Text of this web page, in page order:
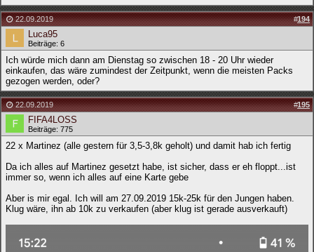
22.09.2019 #194
Luca95
Beiträge: 6
Ich würde mich dann am Dienstag so zwischen 18 - 20 Uhr wieder
einkaufen, das wäre zumindest der Zeitpunkt, wenn die meisten Packs
gezogen werden, oder?
22.09.2019 #195
FIFA4LOSS
Beiträge: 775
22 x Martinez (alle gestern für 3,5-3,8k geholt) und damit hab ich fertig
Da ich alles auf Martinez gesetzt habe, ist sicher, dass er eh floppt...ist
immer so, wenn ich alles auf eine Karte gebe
Aber is mir egal. Ich will am 27.09.2019 15k-25k für den Jungen haben.
Klug wäre, ihn ab 10k zu verkaufen (aber klug ist gerade ausverkauft)